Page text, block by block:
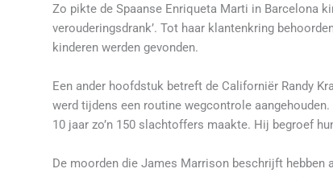
Zo pikte de Spaanse Enriqueta Marti in Barcelona
verouderingsdrank’. Tot haar klantenkring
kinderen werden gevonden.
Een ander hoofdstuk betreft de Californiër Randy
werd tijdens een routine wegcontrole
10 jaar zo’n 150 slachtoffers maakte. Hij begroef
De moorden die James Marrison beschrijft hebben